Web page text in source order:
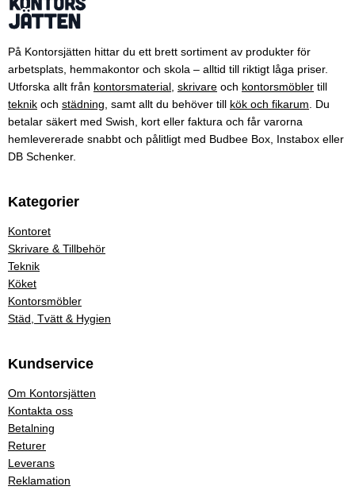
På Kontorsjätten hittar du ett brett sortiment av produkter för
arbetsplats, hemmakontor och skola – alltid till riktigt låga priser.
Utforska allt från kontorsmaterial skrivare och kontorsmöbler till
teknik och städning , samt allt du behöver till kök och fikarum . Du
betalar säkert med Swish, kort eller faktura och får varorna
hemlevererade snabbt och pålitligt med Budbee Box, Instabox eller
DB Schenker.
Kategorier
Kontoret
Skrivare & Tillbehör
Teknik
Köket
Kontorsmöbler
Städ, Tvätt & Hygien
Kundservice
Om Kontorsjätten
Kontakta oss
Betalning
Returer
Leverans
Reklamation